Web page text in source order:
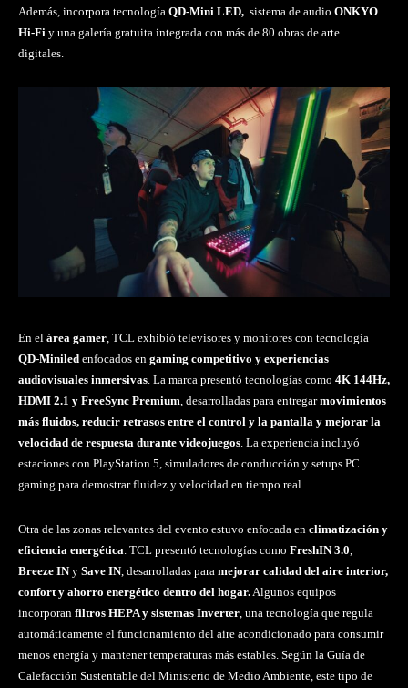
Además, incorpora tecnología QD-Mini LED, sistema de audio ONKYO
Hi-Fi y una galería gratuita integrada con más de 80 obras de arte
digitales.
En el área gamer , TCL exhibió televisores y monitores con tecnología
QD-Miniled enfocados en gaming competitivo y experiencias
audiovisuales inmersivas . La marca presentó tecnologías como 4K 144Hz,
HDMI 2.1 y FreeSync Premium , desarrolladas para entregarmovimientos
más fluidos, reducir retrasos entre el control y la pantalla y mejorar la
velocidad de respuesta durante videojuegos . La experiencia incluyó
estaciones con PlayStation 5, simuladores de conducción y setups PC
gaming para demostrar fluidez y velocidad en tiempo real.
Otra de las zonas relevantes del evento estuvo enfocada en climatización y
eficiencia energética . TCL presentó tecnologías como FreshIN 3.0
Breeze INy Save IN, desarrolladas para mejorar calidad del aire interior,
confort y ahorro energético dentro del hogar. Algunos equipos
incorporan filtros HEPA y sistemas Inverter , una tecnología que regula
automáticamente el funcionamiento del aire acondicionado para consumir
menos energía y mantener temperaturas más estables. Según la Guía de
Calefacción Sustentable del Ministerio de Medio Ambiente, este tipo de